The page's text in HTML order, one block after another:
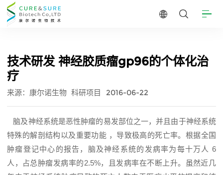
技术研发 神经胶质瘤gp96的个体化治
疗
来源：康尔诺生物 科研项目 2016-06-22
脑及神经系统是恶性肿瘤的易发部位之一，并且由于神经系统
特殊的解剖结构以及重要功能 ，导致极高的死亡率。根据全国
肿瘤登记中心的报告，脑及神经系统的发病率为每十万人 6
人，占总肿瘤发病率的2.5%，且发病率在不断上升。虽然近几